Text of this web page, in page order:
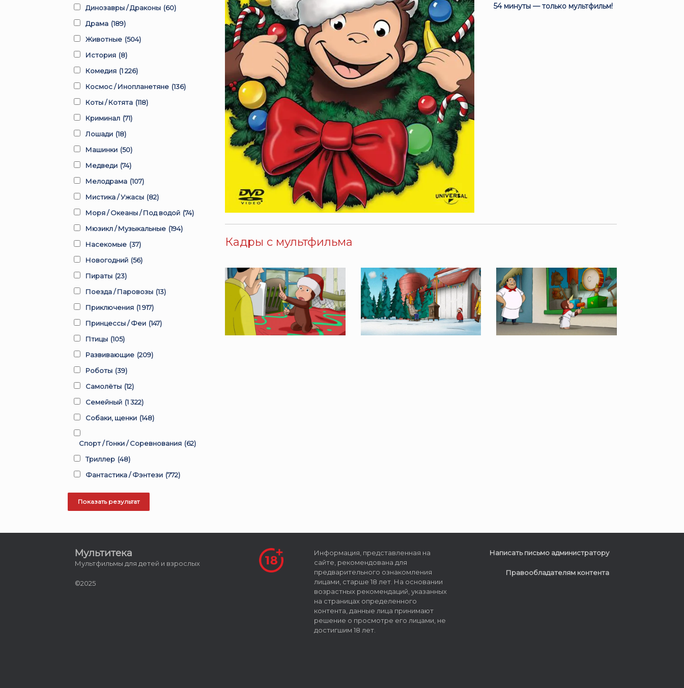
54 минуты — только мультфильм!
Кадры с мультфильма
Динозавры / Драконы (60)
Драма (189)
Животные (504)
История (8)
Комедия (1 226)
Космос / Инопланетяне (136)
Коты / Котята (118)
Криминал (71)
Лошади (18)
Машинки (50)
Медведи (74)
Мелодрама (107)
Мистика / Ужасы (82)
Моря / Океаны / Под водой (74)
Мюзикл / Музыкальные (194)
Насекомые (37)
Новогодний (56)
Пираты (23)
Поезда / Паровозы (13)
Приключения (1 917)
Принцессы / Феи (147)
Птицы (105)
Развивающие (209)
Роботы (39)
Самолёты (12)
Семейный (1 322)
Собаки, щенки (148)
Спорт / Гонки / Соревнования (62)
Триллер (48)
Фантастика / Фэнтези (772)
Мультитека
Мультфильмы для детей и взрослых
©2025
Информация, представленная на
сайте, рекомендована для
предварительного ознакомления
лицами, старше 18 лет. На основании
возрастных рекомендаций, указанных
на страницах определенного
контента, данные лица принимают
решение о просмотре его лицами, не
достигшим 18 лет.
Написать письмо администратору
Правообладателям контента